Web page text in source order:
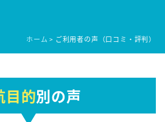
ホーム > ご利用者の声（口コミ・評判）
目的別の声